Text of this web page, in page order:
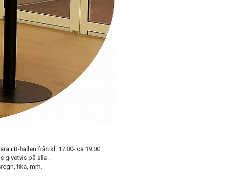
i B-hallen från kl. 17.00- ca 19.00.
givetvis på alla ️.
fika, mm.